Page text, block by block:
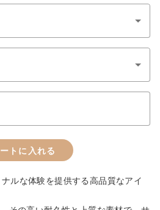
トに入れる
ルな体験を提供する高品質なアイ